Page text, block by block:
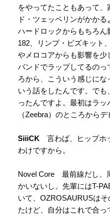
をやってたこともあって
ド・ツェッペリンがかか
ハードロックからもちろん
182、リンプ・ビズキット
やメロコアからも影響を少
バンドでラップしてるのっ
ろから、こういう感じにな
いう話をしたんです。で
ったんですよ。最初はラ
（Zeebra）のところからデ
SiiiCK 言わば、ヒップホ
わけですから。
Novel Core 最前線だし、
かいないし。先輩にはT-
いて、OZROSAURUSは
たけど、自分はこれで合